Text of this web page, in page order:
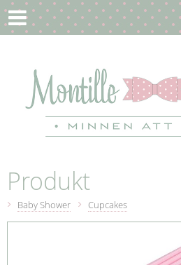
Produkt
Baby Shower Cupcakes